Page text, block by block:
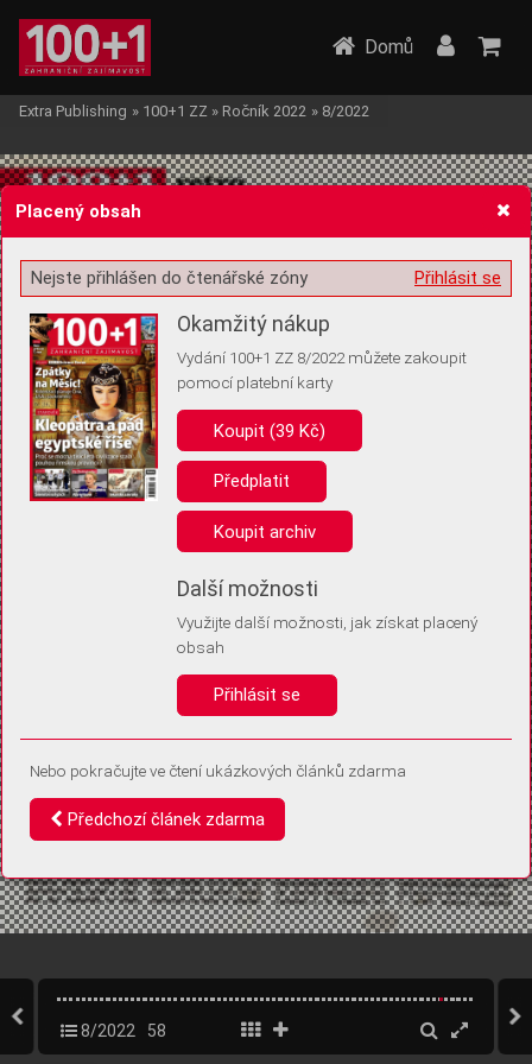
Žádost o souhlas s ukládáním volitelných informací
Pro základní fungování webu nepotřebujeme ukládat žádné informace
(tzv. cookies apod.). Rádi bychom vás ale požádali o souhlas s
uložením volitelných informací:
Anonymní unikátní ID
Díky němu příště poznáme, že se jedná o stejné zařízení, a
Identifikátor je zcela anonymní.
Vaše souhlasy a odmítnutí si ukládáme do vašeho zařízení, abychom se
vás už příště znovu neptali. Můžete je kdykoli později upravit ve Správě
Domů
Extra Publishing » 100+1 ZZ » Ročník 2022 » 8/2022
8/2022 58
Placený obsah
Přihlásit se
Nejste přihlášen do čtenářské zóny
Okamžitý nákup
Vydání 100+1 ZZ 8/2022 můžete zakoupit
pomocí platební karty
Koupit (39 Kč)
Předplatit
Koupit archiv
Další možnosti
Využijte další možnosti, jak získat placený
obsah
Přihlásit se
Nebo pokračujte ve čtení ukázkových článků zdarma
Předchozí článek zdarma